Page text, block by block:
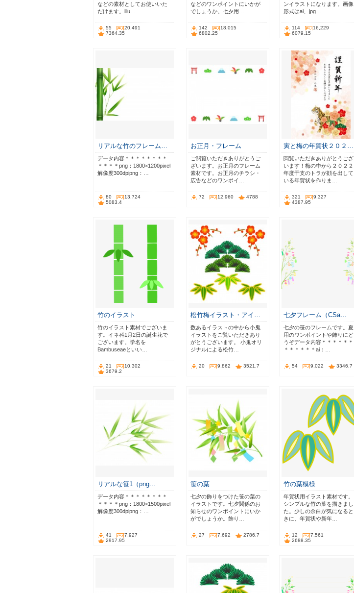
などの素材としてお使いいた
だけます。illu…
55
20,491
7364.35
などのワンポイントにいかが
でしょうか。七夕用…
142
18,015
6802.25
ンイラストになります。画像
形式はai、jpg…
114
16,229
6079.15
リアルな竹のフレーム…
データ内容＊＊＊＊＊＊＊＊
＊＊＊＊png：1800×1200pixel
解像度300dpipng：…
80
13,724
5083.4
お正月・フレーム
ご閲覧いただきありがとうご
ざいます。お正月のフレーム
素材です。お正月のチラシ・
広告などのワンポイ…
72 12,960 4788
寅と梅の年賀状２０２…
閲覧いただきありがとうござ
います！梅の中から２０２２
年度干支のトラが顔を出して
いる年賀状を作りま…
321
9,327
4387.95
竹のイラスト
竹のイラスト素材でございま
す。イネ科1月2日の誕生花で
ございます。学名を
Bambuseaeといい…
21
10,302
3679.2
松竹梅イラスト・アイ…
数あるイラストの中から小鬼
イラストをご覧いただきあり
がとうございます。 小鬼オリ
ジナルによる松竹…
20 9,862 3521.7
七夕フレーム（CSa…
七夕の笹のフレームです。夏
用のワンポイントや飾りにど
うぞデータ内容＊＊＊＊＊＊
＊＊＊＊＊＊ai：…
54 9,022 3346.7
リアルな笹1（png…
データ内容＊＊＊＊＊＊＊＊
＊＊＊＊png：1800×1500pixel
解像度300dpipng：…
41
7,927
2917.95
笹の葉
七夕の飾りをつけた笹の葉の
イラストです。七夕関係のお
知らせのワンポイントにいか
がでしょうか。飾り…
27 7,692 2786.7
竹の葉模様
年賀状用イラスト素材です。
シンプルな竹の葉を描きまし
た。少しの余白が気になると
きに、年賀状や新年…
12
7,561
2688.35